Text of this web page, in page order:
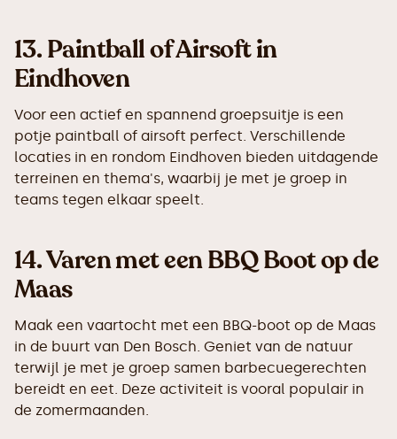
13.Paintball of Airsoft in
Eindhoven
Voor een actief en spannend groepsuitje is een
potje paintball of airsoft perfect. Verschillende
locaties in en rondom Eindhoven bieden uitdagende
terreinen en thema's, waarbij je met je groep in
teams tegen elkaar speelt.
14.Varen met een BBQ Boot op de
Maas
Maak een vaartocht met een BBQ-boot op de Maas
in de buurt van Den Bosch. Geniet van de natuur
terwijl je met je groep samen barbecuegerechten
bereidt en eet. Deze activiteit is vooral populair in
de zomermaanden.